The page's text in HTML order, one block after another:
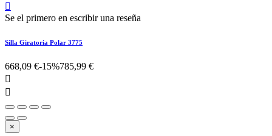

Se el primero en escribir una reseña
Silla Giratoria Polar 3775
668,09 €-15%785,99 €


×